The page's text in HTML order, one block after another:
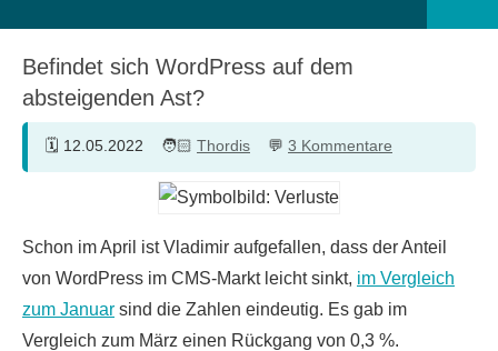
Befindet sich WordPress auf dem
absteigenden Ast?
12.05.2022 Thordis 3 Kommentare
Schon im April ist Vladimir aufgefallen, dass der Anteil
von WordPress im CMS-Markt leicht sinkt, im Vergleich
zum Januar sind die Zahlen eindeutig. Es gab im
Vergleich zum März einen Rückgang von 0,3 %.